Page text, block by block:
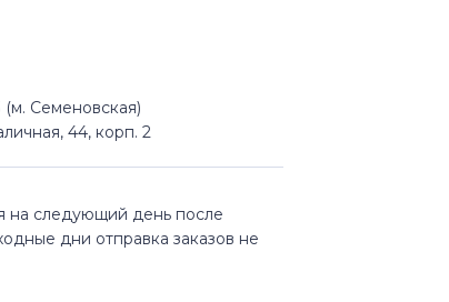
(м. Семеновская)
44, корп. 2
на следующий день после
дни отправка заказов не